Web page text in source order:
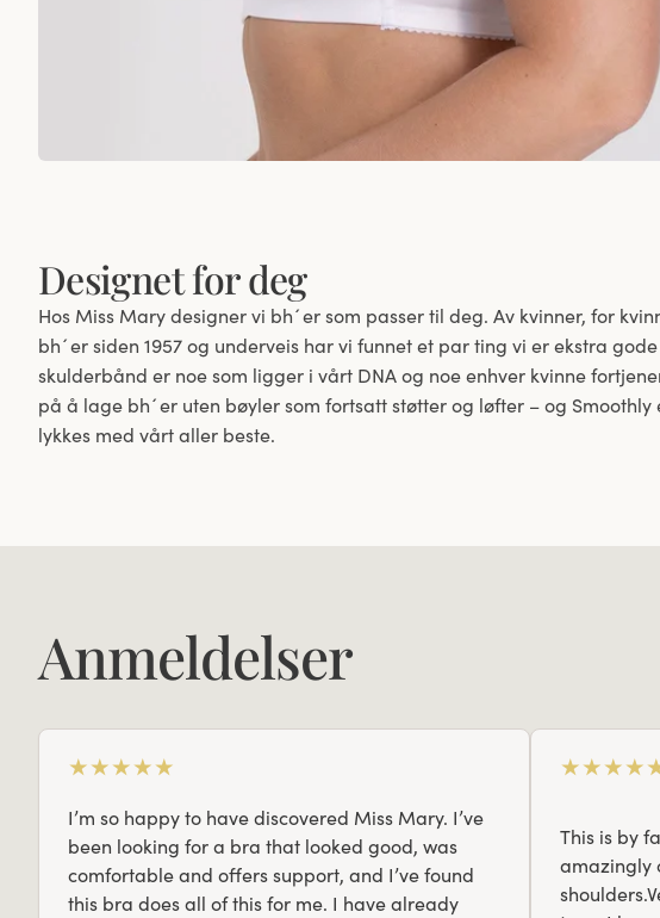
Designet for deg
Hos Miss Mary designer vi bh´er som passer til deg. Av kvinner, for
bh´er siden 1957 og underveis har vi funnet et par ting vi er ekstra
skulderbånd er noe som ligger i vårt DNA og noe enhver kvinne
på å lage bh´er uten bøyler som fortsatt støtter og løfter – og
lykkes med vårt aller beste.
Anmeldelser
★★★★★
I’m so happy to have discovered Miss Mary. I’ve
been looking for a bra that looked good, was
comfortable and offers support, and I’ve found
this bra does all of this for me. I have already
★★★★
This is by
amazingly